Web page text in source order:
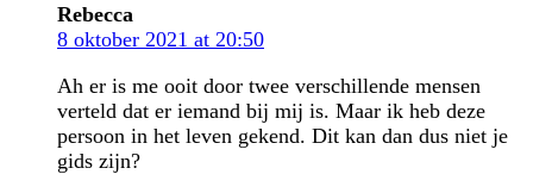
Rebecca
8 oktober 2021 at 20:50
Ah er is me ooit door twee verschillende mensen
verteld dat er iemand bij mij is. Maar ik heb deze
persoon in het leven gekend. Dit kan dan dus niet je
gids zijn?